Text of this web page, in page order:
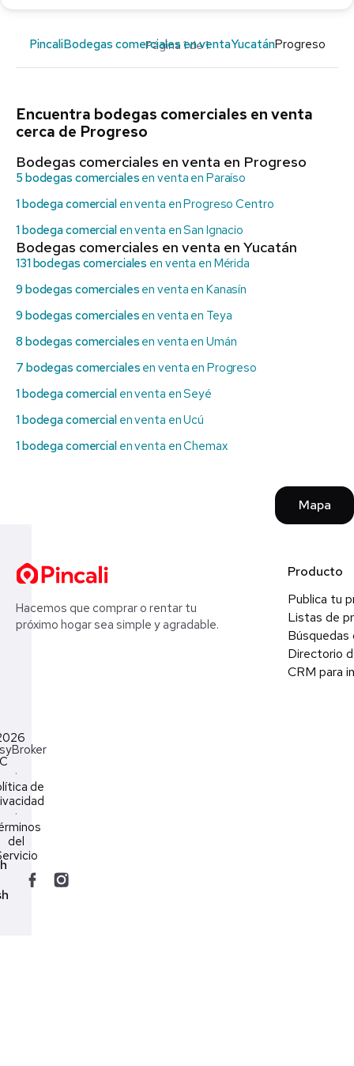
Página 1 de 1
PincaliBodegas comerciales en ventaYucatánProgreso
Encuentra bodegas comerciales en venta
cerca de Progreso
Bodegas comerciales en venta en Progreso
5 bodegas comerciales en venta en Paraíso
1 bodega comercialen venta en Progreso Centro
1 bodega comercialen venta en San Ignacio
Bodegas comerciales en venta en Yucatán
131 bodegas comerciales en venta en Mérida
9 bodegas comerciales en venta en Kanasín
9 bodegas comerciales en venta en Teya
8 bodegas comerciales en venta en Umán
7 bodegas comerciales en venta en Progreso
1 bodega comercialen venta en Seyé
1 bodega comercialen venta en Ucú
1 bodega comercialen venta en Chemax
Mapa
Hacemos que comprar o rentar tu
próximo hogar sea simple y agradable.
Producto
Publica tu
Listas de
Búsquedas
Directorio
CRM para
·
de
·
del